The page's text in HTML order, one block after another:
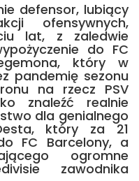
defensor, lubiący
ofensywnych,
lat, z zaledwie
do FC
który w
pandemię sezonu
na rzecz PSV
znaleźć realnie
dla genialnego
który za 21
FC Barcelony, a
ogromne
zawodnika